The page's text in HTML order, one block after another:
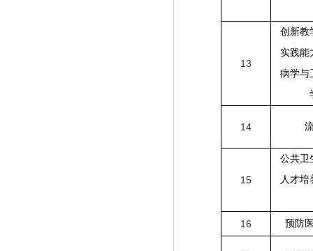
13
创新教
实践能
病学与
14
15
公共卫
人才培
16 预防